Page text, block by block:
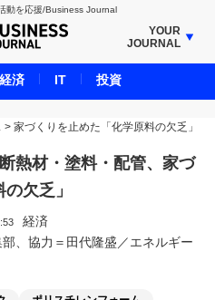
動を応援/Business Journal
YOUR
JOURNAL
JOURNAL
JOURNAL
JOURNAL
JOURNAL
> 家づくりを止めた「化学原料の欠乏」
熱材・塗料・配管、家づ
欠乏」
経済
、協力＝田代隆盛／エネルギー
経済 IT 投資